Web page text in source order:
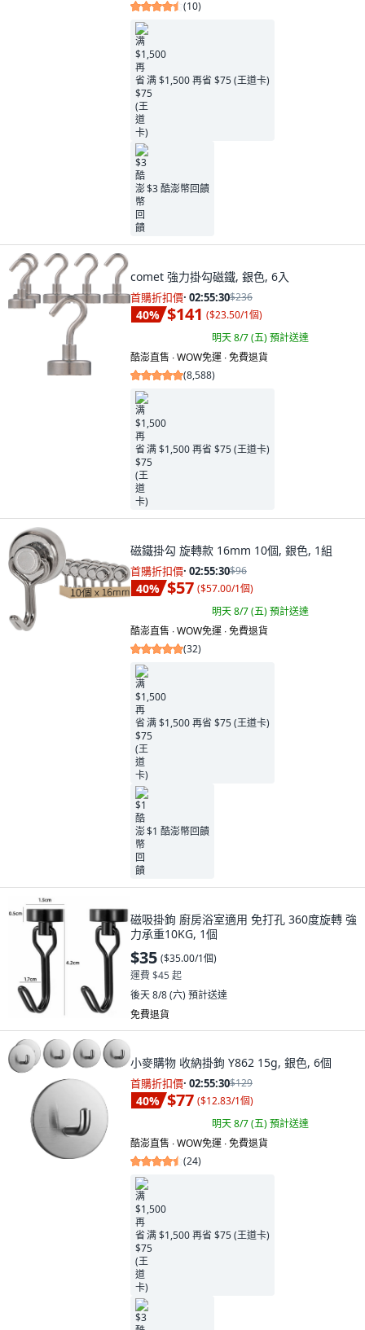
(10)
满 $1,500 再省 $75 (王道卡)
$3 酷澎幣回饋
comet 強力掛勾磁鐵, 銀色, 6入
首購折扣價· 02:55:29$236
40% $141 ($23.50/1個)
明天 8/7 (五)預計送達
酷澎直售 ∙ WOW免運 ∙ 免費退貨
(8,588)
满 $1,500 再省 $75 (王道卡)
磁鐵掛勾 旋轉款 16mm 10個, 銀色, 1組
首購折扣價· 02:55:29$96
40% $57 ($57.00/1個)
明天 8/7 (五)預計送達
酷澎直售 ∙ WOW免運 ∙ 免費退貨
(32)
满 $1,500 再省 $75 (王道卡)
$1 酷澎幣回饋
磁吸掛鉤 廚房浴室適用 免打孔 360度旋轉 強
力承重10KG, 1個
$35 ($35.00/1個)
運費 $45 起
後天 8/8 (六) 預計送達
免費退貨
小麥購物 收納掛鉤 Y862 15g, 銀色, 6個
首購折扣價· 02:55:29$129
40% $77 ($12.83/1個)
明天 8/7 (五)預計送達
酷澎直售 ∙ WOW免運 ∙ 免費退貨
(24)
满 $1,500 再省 $75 (王道卡)